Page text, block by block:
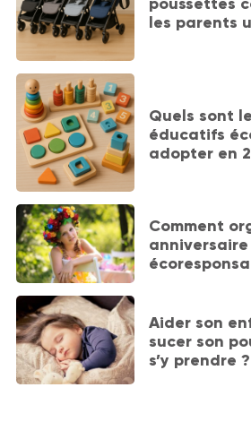
les parents
Quels sont
éducatifs
adopter en
Comment
Aider son
sucer son
s’y prendre ?